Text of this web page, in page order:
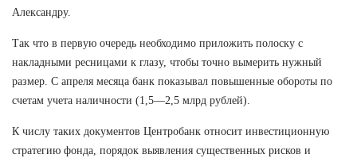
Александру.
Так что в первую очередь необходимо приложить полоску с
накладными ресницами к глазу, чтобы точно вымерить нужный
размер. С апреля месяца банк показывал повышенные обороты по
счетам учета наличности (1,5—2,5 млрд рублей).
К числу таких документов Центробанк относит инвестиционную
стратегию фонда, порядок выявления существенных рисков и